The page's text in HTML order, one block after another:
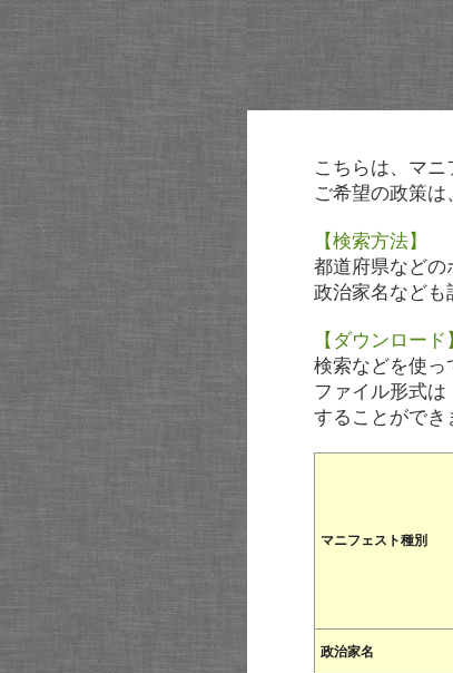
こちらは、マニ
ご希望の政策は
【検索方法】
都道府県などの
政治家名なども
【ダウンロード
検索などを使っ
ファイル形式
することができ
マニフェスト種別
政治家名